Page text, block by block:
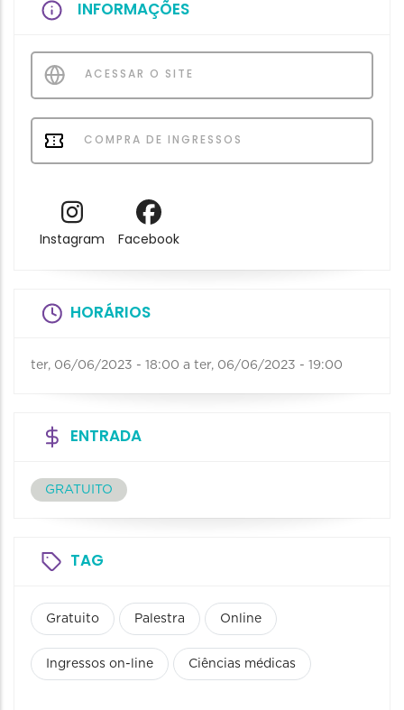
INFORMAÇÕES
ACESSAR O SITE
COMPRA DE INGRESSOS
Instagram Facebook
HORÁRIOS
ter, 06/06/2023 - 18:00 a ter, 06/06/2023 - 19:00
ENTRADA
GRATUITO
TAG
Gratuito Palestra Online
Ingressos on-line Ciências médicas